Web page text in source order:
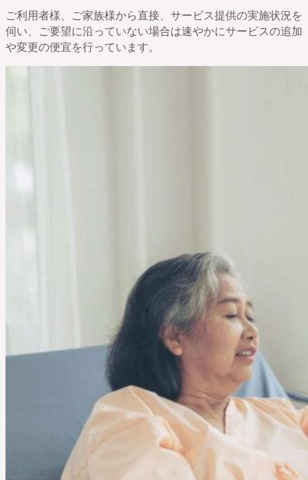
ご利用者様、ご家族様から直接、サービス提供の実施状況を
伺い、ご要望に沿っていない場合は速やかにサービスの追加
や変更の便宜を行っています。